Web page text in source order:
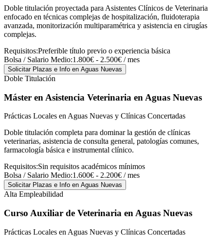
Doble titulación proyectada para Asistentes Clínicos de Veterinaria
enfocado en técnicas complejas de hospitalización, fluidoterapia
avanzada, monitorización multiparamétrica y asistencia en cirugías
complejas.
Requisitos:Preferible título previo o experiencia básica
Bolsa / Salario Medio:1.800€ - 2.500€ / mes
Solicitar Plazas e Info en Aguas Nuevas
Doble Titulación
Máster en Asistencia Veterinaria en Aguas Nuevas
Prácticas Locales en Aguas Nuevas y Clínicas Concertadas
Doble titulación completa para dominar la gestión de clínicas
veterinarias, asistencia de consulta general, patologías comunes,
farmacología básica e instrumental clínico.
Requisitos:Sin requisitos académicos mínimos
Bolsa / Salario Medio:1.600€ - 2.200€ / mes
Solicitar Plazas e Info en Aguas Nuevas
Alta Empleabilidad
Curso Auxiliar de Veterinaria en Aguas Nuevas
Prácticas Locales en Aguas Nuevas y Clínicas Concertadas